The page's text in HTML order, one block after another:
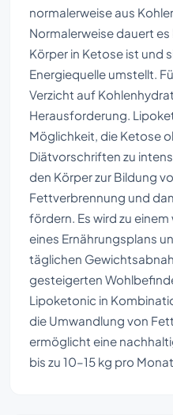
normalerweise aus
Normalerweise dauert es
Körper in Ketose ist und
Energiequelle umstellt.
Verzicht auf
Herausforderung.
Möglichkeit, die Ketose
Diätvorschriften zu
den Körper zur Bildung
Fettverbrennung und
fördern. Es wird zu
eines Ernährungsplans
täglichen
gesteigerten
Lipoketonic in
die Umwandlung von
ermöglicht eine
bis zu 10–15 kg pro Monat.